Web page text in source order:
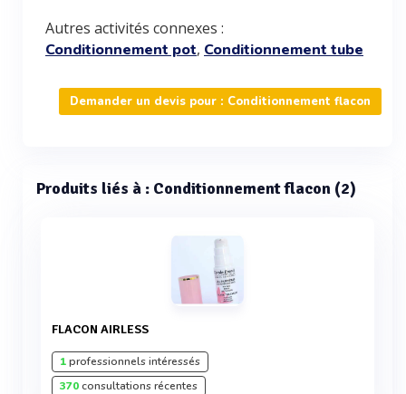
Autres activités connexes :
Conditionnement pot, Conditionnement tube
Demander un devis pour : Conditionnement flacon
Produits liés à : Conditionnement flacon (2)
FLACON AIRLESS
1professionnels intéressés
370consultations récentes